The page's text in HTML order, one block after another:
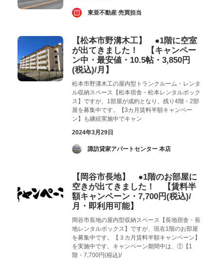
­ 東亜不動産 売買担当
【松本市野溝木工】 ●1階に空室
が出てきました！ 【キャンペー
ン中・最安値・10.5帖・3,850円
(税込)/月】
松本市野溝木工の屋内型トランクルーム・レンタ
ル収納スペース【松本宿舎・松本レンタルボック
ス】ですが、1部屋が成約となり、残り4階・2部
屋を募集中です。【3カ月賃料半額キャンペー
ン】も継続実施中でキャン
2024年3月29日
­ 諏訪貸家アパートセンター 本店
【岡谷市長地】 ●1階のお部屋に
空きが出てきました！ 【賃料半
額キャンペーン・7,700円(税込)/
月・即利用可能】
岡谷市長地の屋内型収納スペース【長地宿舎・長
地レンタルボックス】ですが、現在1階のお部屋
を募集中です。【３カ月賃料半額キャンペーン】
を実施中です。キャンペーン期間中は、①【1
階・7,700円(税込)/